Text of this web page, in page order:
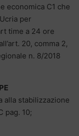
economica C1 che
per
time a 24 ore
20, comma 2,
n. 8/2018
alla stabilizzazione
pag. 10;